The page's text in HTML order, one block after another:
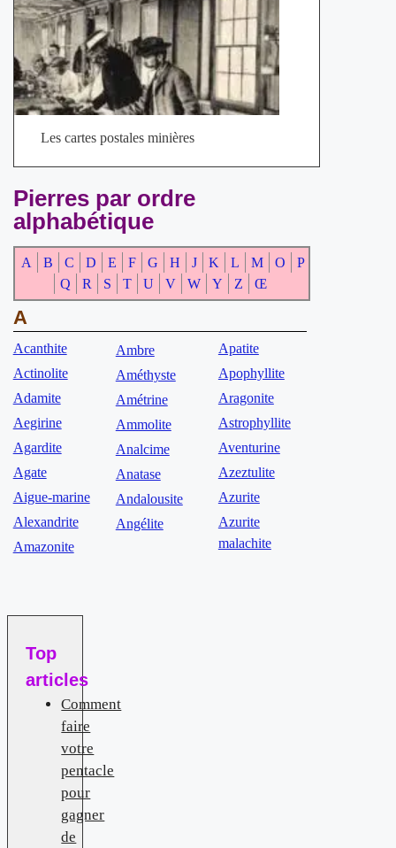
Les cartes postales minières
Pierres par ordre
alphabétique
A B C D E F G H J K L M O
P
Q
R S T U V W Y Z Œ
A
Acanthite
Actinolite
Adamite
Aegirine
Agardite
Agate
Aigue-marine
Alexandrite
Amazonite
Ambre
Améthyste
Amétrine
Ammolite
Analcime
Anatase
Andalousite
Angélite
Apatite
Apophyllite
Aragonite
Astrophyllite
Aventurine
Azeztulite
Azurite
Azurite
malachite
Top
articles
Comment
faire
votre
pentacle
pour
gagner
de